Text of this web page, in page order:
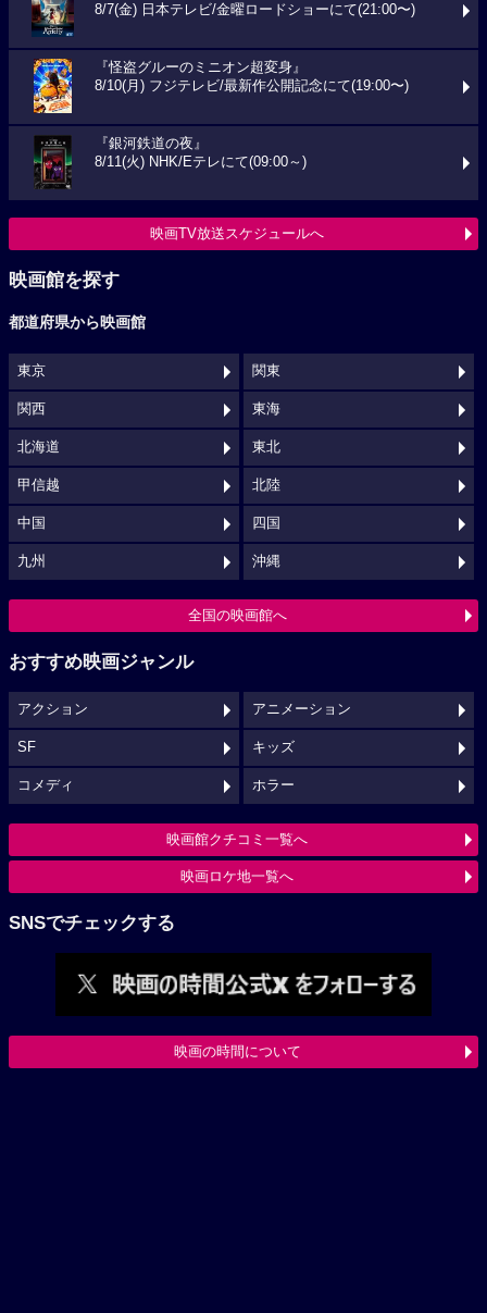
8/7(金) 日本テレビ/金曜ロードショーにて(21:00〜)
『怪盗グルーのミニオン超変身』
8/10(月) フジテレビ/最新作公開記念にて(19:00〜)
『銀河鉄道の夜』
8/11(火) NHK/Eテレにて(09:00～)
映画TV放送スケジュールへ
映画館を探す
都道府県から映画館
東京 関東
関西 東海
北海道 東北
甲信越 北陸
中国 四国
九州 沖縄
全国の映画館へ
おすすめ映画ジャンル
アクション アニメーション
SF キッズ
コメディ ホラー
映画館クチコミ一覧へ
映画ロケ地一覧へ
SNSでチェックする
映画の時間について